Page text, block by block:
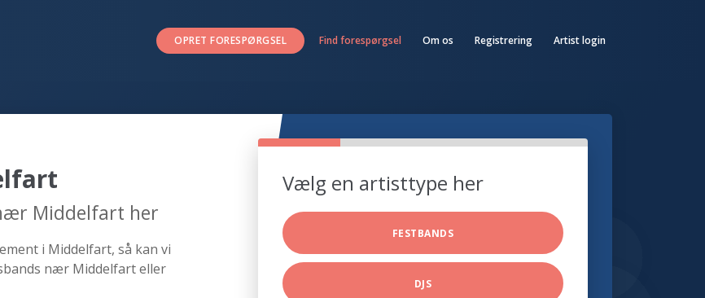
OPRET FORESPØRGSEL Find forespørgsel Om os Registrering Artist login
Middelfart her
i Middelfart, så kan vi
nær Middelfart eller
Vælg en artisttype her
FESTBANDS
DJS